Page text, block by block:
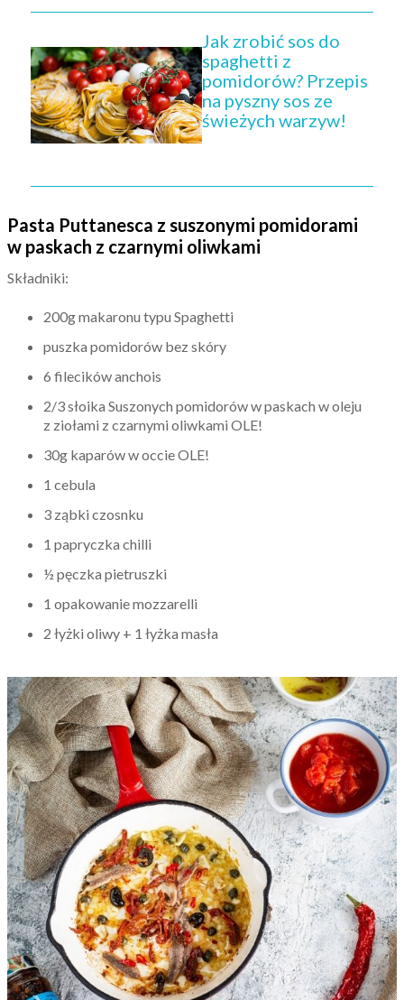
Jak zrobić sos do
spaghetti z
pomidorów? Przepis
na pyszny sos ze
świeżych warzyw!
Pasta Puttanesca z suszonymi pomidorami
w paskach z czarnymi oliwkami
Składniki:
200g makaronu typu Spaghetti
puszka pomidorów bez skóry
6 filecików anchois
2/3 słoika Suszonych pomidorów w paskach w oleju
z ziołami z czarnymi oliwkami OLE!
30g kaparów w occie OLE!
1 cebula
3 ząbki czosnku
1 papryczka chilli
½ pęczka pietruszki
1 opakowanie mozzarelli
2 łyżki oliwy + 1 łyżka masła